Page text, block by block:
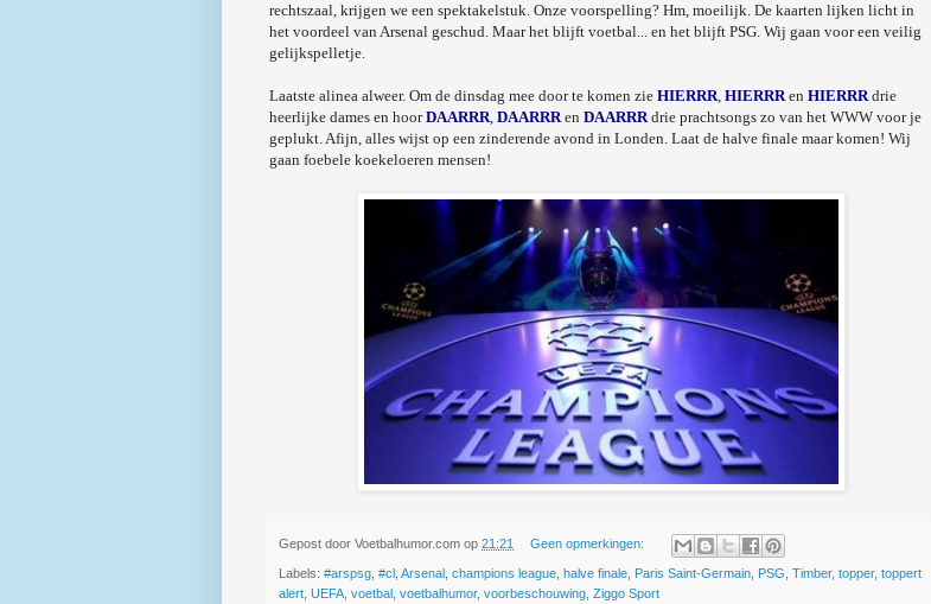
rechtszaal, krijgen we een spektakelstuk. Onze voorspelling? Hm, moeilijk. De kaarten lijken licht in
het voordeel van Arsenal geschud. Maar het blijft voetbal... en het blijft PSG. Wij gaan voor een veilig
gelijkspelletje.
Laatste alinea alweer. Om de dinsdag mee door te komen zie HIERRR, HIERRRen HIERRRdrie
heerlijke dames en hoorDAARRR, DAARRRen DAARRRdrie prachtsongs zo van het WWW voor je
geplukt. Afijn, alles wijst op een zinderende avond in Londen. Laat de halve finale maar komen! Wij
gaan foebele koekeloeren mensen!
Gepost door Voetbalhumor.com op 21:21 Geen opmerkingen:
Labels: #arspsg #cl Arsenal champions league halve finale Paris Saint-Germain PSG Timber, topper, toppert
alert UEFA voetbal voetbalhumor, voorbeschouwing Ziggo Sport